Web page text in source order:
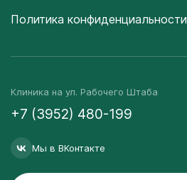
Политика конфиденциальности
Клиника на ул. Рабочего Штаба
+7 (3952) 480-199
Мы в ВКонтакте